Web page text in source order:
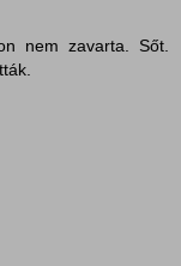
nem zavarta. Sőt.